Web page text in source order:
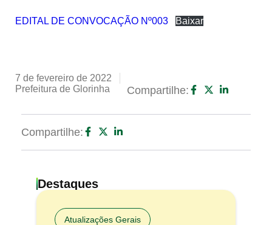
EDITAL DE CONVOCAÇÃO Nº003 Baixar
7 de fevereiro de 2022
Prefeitura de Glorinha
Compartilhe:
Compartilhe:
Destaques
Atualizações Gerais